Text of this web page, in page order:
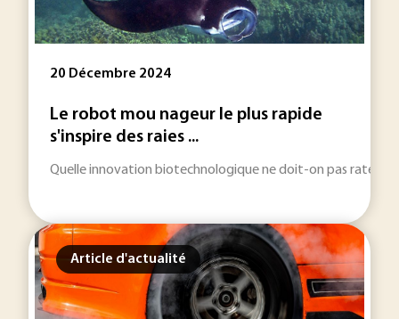
20 Décembre 2024
Le robot mou nageur le plus rapide
s'inspire des raies ...
Quelle innovation biotechnologique ne doit-on pas rater
Article d'actualité